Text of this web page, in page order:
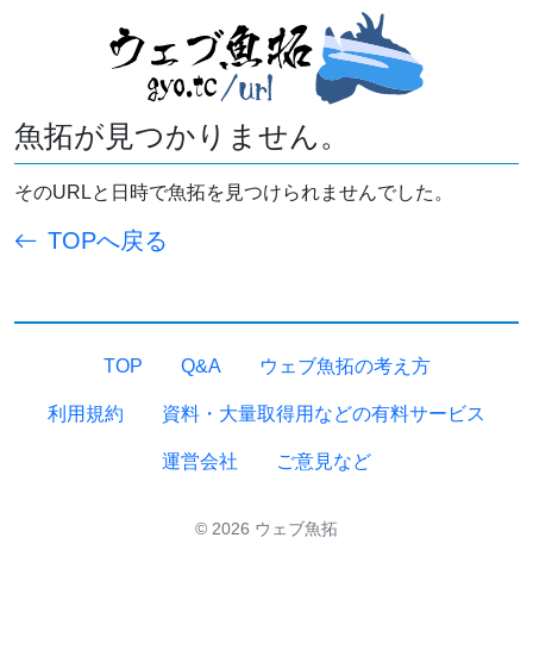
魚拓が見つかりません。
そのURLと日時で魚拓を見つけられませんでした。
TOPへ戻る
TOP Q&A ウェブ魚拓の考え方
利用規約 資料・大量取得用などの有料サービス
運営会社 ご意見など
© 2026 ウェブ魚拓